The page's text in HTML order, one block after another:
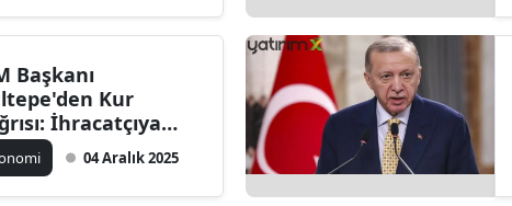
Başkanı
Kur
İhracatçıya
Seviye
04 Aralık 2025